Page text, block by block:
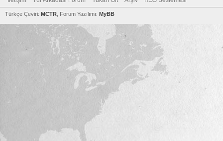
Türkçe Çeviri: MCTR , Forum Yazılımı: MyBB